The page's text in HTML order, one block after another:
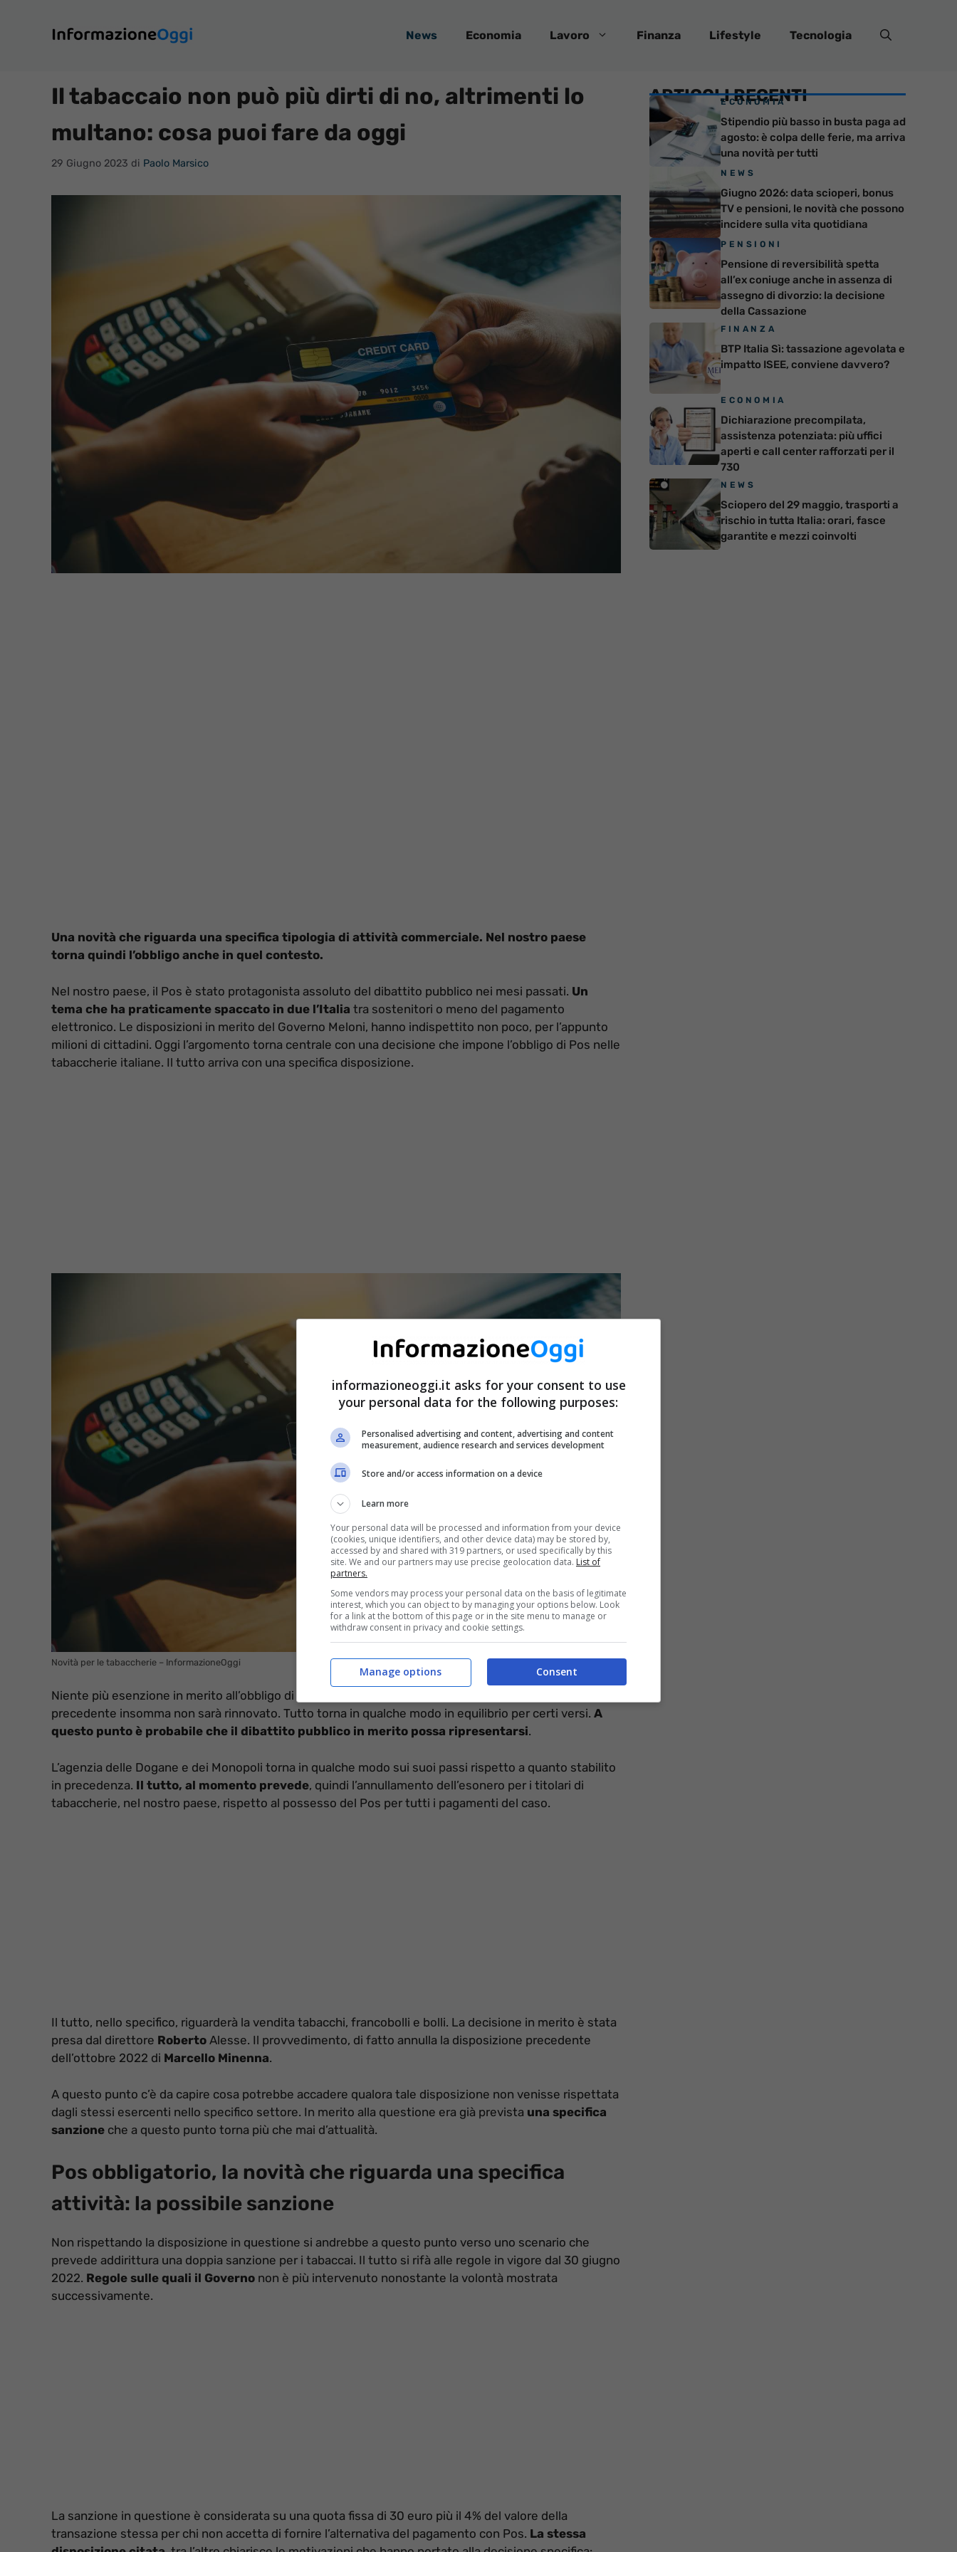
contenuto
News Economia Lavoro Finanza Lifestyle Tecnologia
Il tabaccaio non può più dirti di no, altrimenti lo
multano: cosa puoi fare da oggi
29 Giugno 2023 di Paolo Marsico
Una novità che riguarda una specifica tipologia di attività commerciale. Nel nostro paese
torna quindi l’obbligo anche in quel contesto.
Nel nostro paese, il Pos è stato protagonista assoluto del dibattito pubblico nei mesi passati. Un
tema che ha praticamente spaccato in due l’Italia tra sostenitori o meno del pagamento
elettronico. Le disposizioni in merito del Governo Meloni, hanno indispettito non poco, per l’appunto
milioni di cittadini. Oggi l’argomento torna centrale con una decisione che impone l’obbligo di Pos nelle
tabaccherie italiane. Il tutto arriva con una specifica disposizione.
Novità per le tabaccherie – InformazioneOggi
Niente più esenzione in merito all’obbligo di Pos per le tabaccherie italiane. Il provvedimento
precedente insomma non sarà rinnovato. Tutto torna in qualche modo in equilibrio per certi versi. A
questo punto è probabile che il dibattito pubblico in merito possa ripresentarsi.
L’agenzia delle Dogane e dei Monopoli torna in qualche modo sui suoi passi rispetto a quanto stabilito
in precedenza. Il tutto, al momento prevede, quindi l’annullamento dell’esonero per i titolari di
tabaccherie, nel nostro paese, rispetto al possesso del Pos per tutti i pagamenti del caso.
Il tutto, nello specifico, riguarderà la vendita tabacchi, francobolli e bolli. La decisione in merito è stata
presa dal direttore Roberto Alesse. Il provvedimento, di fatto annulla la disposizione precedente
dell’ottobre 2022 di Marcello Minenna.
A questo punto c’è da capire cosa potrebbe accadere qualora tale disposizione non venisse rispettata
dagli stessi esercenti nello specifico settore. In merito alla questione era già prevista una specifica
sanzione che a questo punto torna più che mai d’attualità.
Pos obbligatorio, la novità che riguarda una specifica
attività: la possibile sanzione
Non rispettando la disposizione in questione si andrebbe a questo punto verso uno scenario che
prevede addirittura una doppia sanzione per i tabaccai. Il tutto si rifà alle regole in vigore dal 30 giugno
2022. Regole sulle quali il Governo non è più intervenuto nonostante la volontà mostrata
successivamente.
La sanzione in questione è considerata su una quota fissa di 30 euro più il 4% del valore della
transazione stessa per chi non accetta di fornire l’alternativa del pagamento con Pos. La stessa
ARTICOLI RECENTI
ECONOMIA
Stipendio più basso in busta paga ad
agosto: è colpa delle ferie, ma arriva
una novità per tutti
NEWS
Giugno 2026: data scioperi, bonus
TV e pensioni, le novità che possono
incidere sulla vita quotidiana
PENSIONI
Pensione di reversibilità spetta
all’ex coniuge anche in assenza di
assegno di divorzio: la decisione
della Cassazione
FINANZA
BTP Italia Sì: tassazione agevolata e
impatto ISEE, conviene davvero?
ECONOMIA
Dichiarazione precompilata,
assistenza potenziata: più uffici
aperti e call center rafforzati per il
730
NEWS
Sciopero del 29 maggio, trasporti a
rischio in tutta Italia: orari, fasce
garantite e mezzi coinvolti
informazioneoggi.it asks for your consent to use
your personal data for the following purposes:
Personalised advertising and content, advertising and content
measurement, audience research and services development
Store and/or access information on a device
Learn more
Your personal data will be processed and information from your device
(cookies, unique identifiers, and other device data) may be stored by,
accessed by and shared with 319 partners, or used specifically by this
site. We and our partners may use precise geolocation data. List of
partners.
Some vendors may process your personal data on the basis of legitimate
interest, which you can object to by managing your options below. Look
for a link at the bottom of this page or in the site menu to manage or
withdraw consent in privacy and cookie settings.
Consent
Manage options